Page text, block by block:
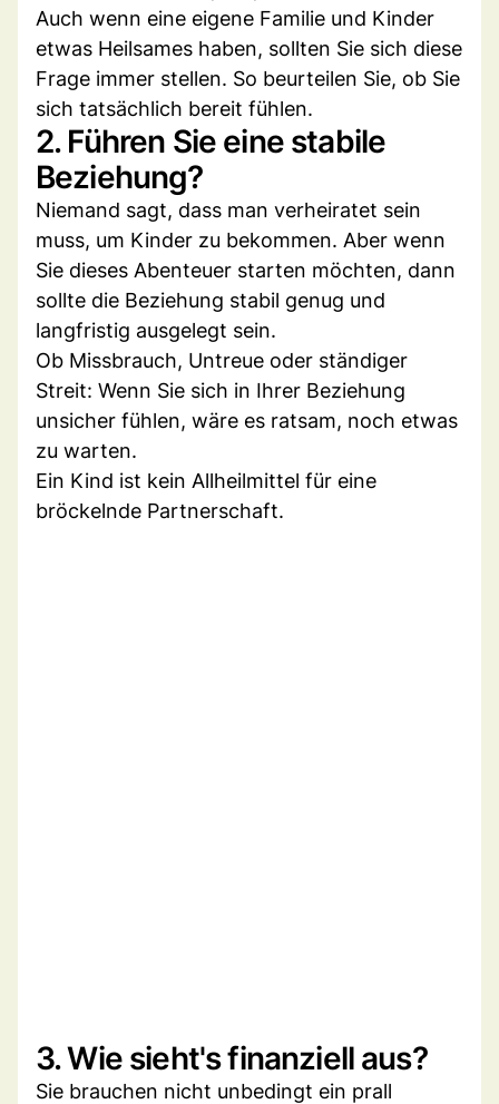
Auch wenn eine eigene Familie und Kinder
etwas Heilsames haben, sollten Sie sich diese
Frage immer stellen. So beurteilen Sie, ob Sie
sich tatsächlich bereit fühlen.
2. Führen Sie eine stabile
Beziehung?
Niemand sagt, dass man verheiratet sein
muss, um Kinder zu bekommen. Aber wenn
Sie dieses Abenteuer starten möchten, dann
sollte die Beziehung stabil genug und
langfristig ausgelegt sein.
Ob Missbrauch, Untreue oder ständiger
Streit: Wenn Sie sich in Ihrer Beziehung
unsicher fühlen, wäre es ratsam, noch etwas
zu warten.
Ein Kind ist kein Allheilmittel für eine
bröckelnde Partnerschaft.
3. Wie sieht's finanziell aus?
Sie brauchen nicht unbedingt ein prall